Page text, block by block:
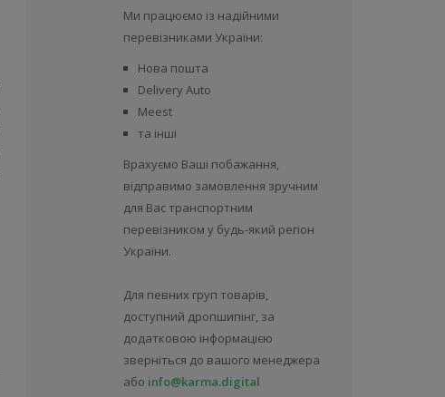
Ми працюємо із надійними
перевізниками України:
Нова пошта
Delivery Auto
Meest
та інші
Врахуємо Ваші побажання,
відправимо замовлення зручним
для Вас транспортним
перевізником у будь-який регіон
України.
Для певних груп товарів,
доступний дропшипінг, за
додатковою інформацією
зверніться до вашого менеджера
або info@karma.digital